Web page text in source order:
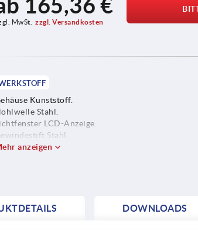
MwSt. zzgl. Versandkosten
Kunststoff.
Stahl.
LCD-Anzeige.
Stahl.
anzeigen
DOWNLOADS